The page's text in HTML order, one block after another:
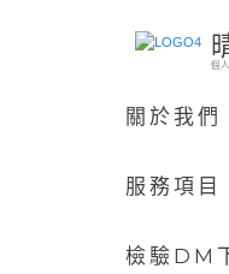
個
關於我們
服務項目
檢驗DM